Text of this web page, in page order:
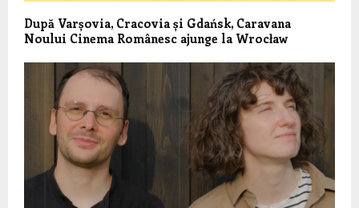
După Varșovia, Cracovia și Gdańsk, Caravana
Noului Cinema Românesc ajunge la Wrocław